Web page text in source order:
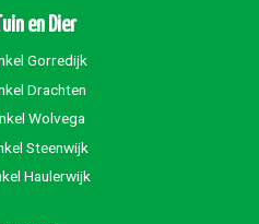
en Dier
Gorredijk
Drachten
Wolvega
Steenwijk
Haulerwijk